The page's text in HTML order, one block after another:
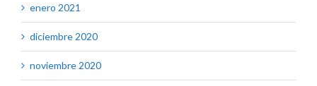
enero 2021
diciembre 2020
noviembre 2020